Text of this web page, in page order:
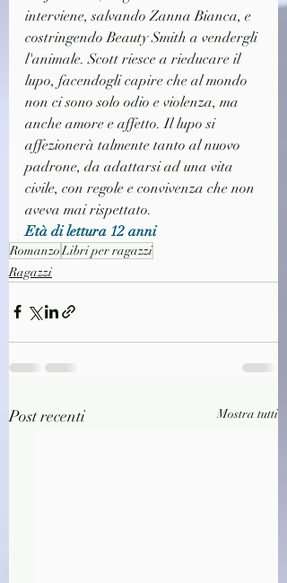
interviene, salvando Zanna Bianca, e
costringendo Beauty Smith a vendergli
l'animale. Scott riesce a rieducare il
lupo, facendogli capire che al mondo
non ci sono solo odio e violenza, ma
anche amore e affetto. Il lupo si
affezionerà talmente tanto al nuovo
padrone, da adattarsi ad una vita
civile, con regole e convivenza che non
aveva mai rispettato.
Età di lettura 12 anni
RomanzoLibri per ragazzi
Ragazzi
Post recenti Mostra tutti